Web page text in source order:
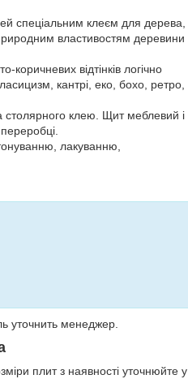
спеціальним клеєм для дерева,
властивостям деревини
відтінків логічно
кантрі, еко, бохо, ретро,
столярного клею. Щит меблевий і
лакуванню,
уточнить менеджер.
плит з наявності уточнюйте у